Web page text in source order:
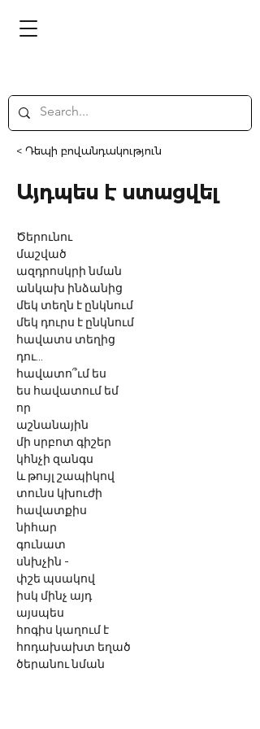
< Դեպի բովանդակություն
Այդպես է ստացվել
Ծերունու
մաշված
ազդրոսկրի նման
անկախ ինձանից
մեկ տեղն է ընկնում
մեկ դուրս է ընկնում
հավատս տեղից
դու...
հավատո՞ւմ ես
ես հավատում եմ
որ
աշնանային
մի սրբոտ գիշեր
կհնչի զանգս
և թույլ շապիկով
տունս կխուժի
հավատքիս
նիհար
գունատ
սնխչին -
փշե պսակով
իսկ մինչ այդ
այսպես
հոգիս կաղում է
հոդախախտ եղած
ծերանու նման